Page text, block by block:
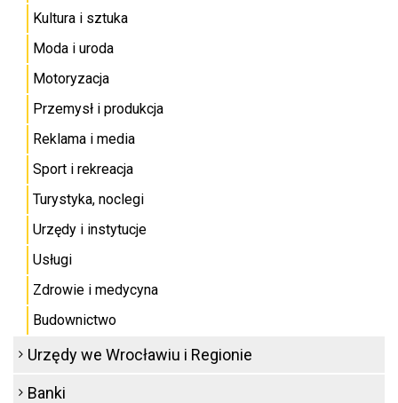
Kultura i sztuka
Moda i uroda
Motoryzacja
Przemysł i produkcja
Reklama i media
Sport i rekreacja
Turystyka, noclegi
Urzędy i instytucje
Usługi
Zdrowie i medycyna
Budownictwo
Urzędy we Wrocławiu i Regionie
Banki